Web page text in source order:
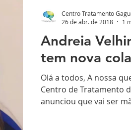
Fonoaudiologo Tratamiento
of Fluency Disorders
delle Marche&quot
Andreia
tem nova
Olá a todos, A nossa
Centro de Tratamento
anunciou que vai ser
Centro Tratamento
26 de abr. de 2018
1